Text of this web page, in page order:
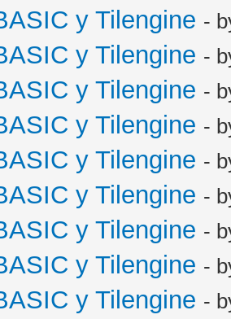
y Tilengine -
y Tilengine -
y Tilengine -
y Tilengine -
y Tilengine -
y Tilengine -
y Tilengine -
y Tilengine -
y Tilengine -